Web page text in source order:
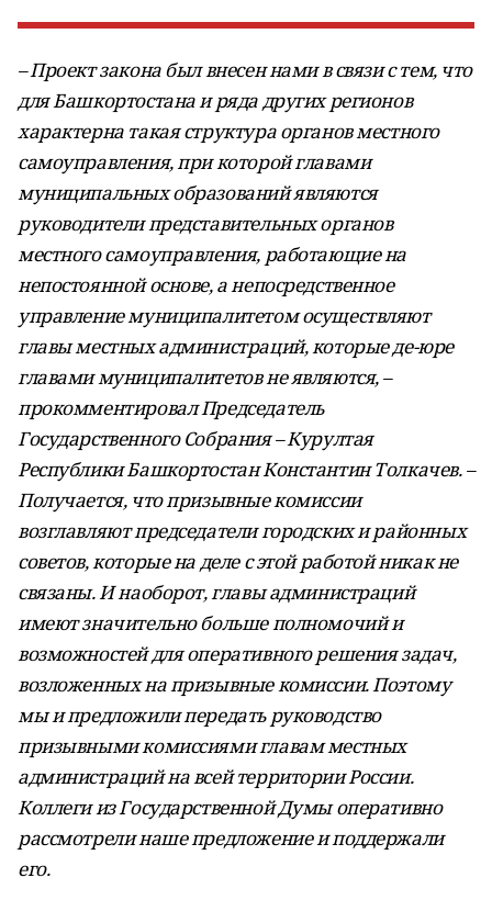
– Проект закона был внесен нами в связи с тем, что
для Башкортостана и ряда других регионов
характерна такая структура органов местного
самоуправления, при которой главами
муниципальных образований являются
руководители представительных органов
местного самоуправления, работающие на
непостоянной основе, а непосредственное
управление муниципалитетом осуществляют
главы местных администраций, которые де-юре
главами муниципалитетов не являются, –
прокомментировал Председатель
Государственного Собрания – Курултая
Республики Башкортостан Константин Толкачев. –
Получается, что призывные комиссии
возглавляют председатели городских и районных
советов, которые на деле с этой работой никак не
связаны. И наоборот, главы администраций
имеют значительно больше полномочий и
возможностей для оперативного решения задач,
возложенных на призывные комиссии. Поэтому
мы и предложили передать руководство
призывными комиссиями главам местных
администраций на всей территории России.
Коллеги из Государственной Думы оперативно
рассмотрели наше предложение и поддержали
его.